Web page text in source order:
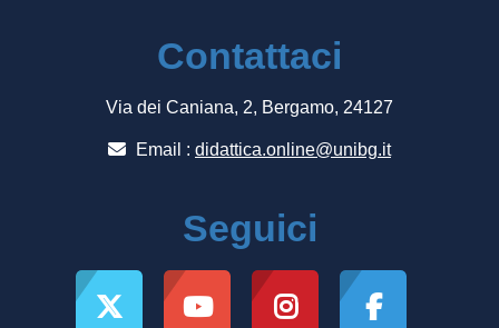
Contattaci
Via dei Caniana, 2, Bergamo, 24127
Email : didattica.online@unibg.it
Seguici